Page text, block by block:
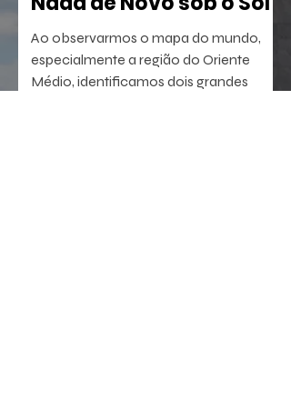
Ao observarmos o mapa do mundo,
especialmente a região do Oriente
Médio, identificamos dois grandes